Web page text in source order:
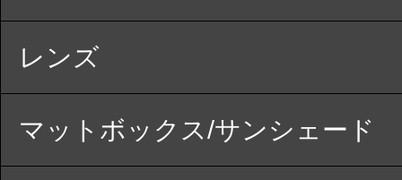
レンズ
マットボックス/サンシェード